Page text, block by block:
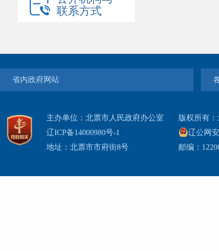
联系方式
省内政府网站
主办单位：北票市人民政府办公室
辽ICP备14000980号-1
地址：北票市市府街8号
版权所有
辽公网
邮编：